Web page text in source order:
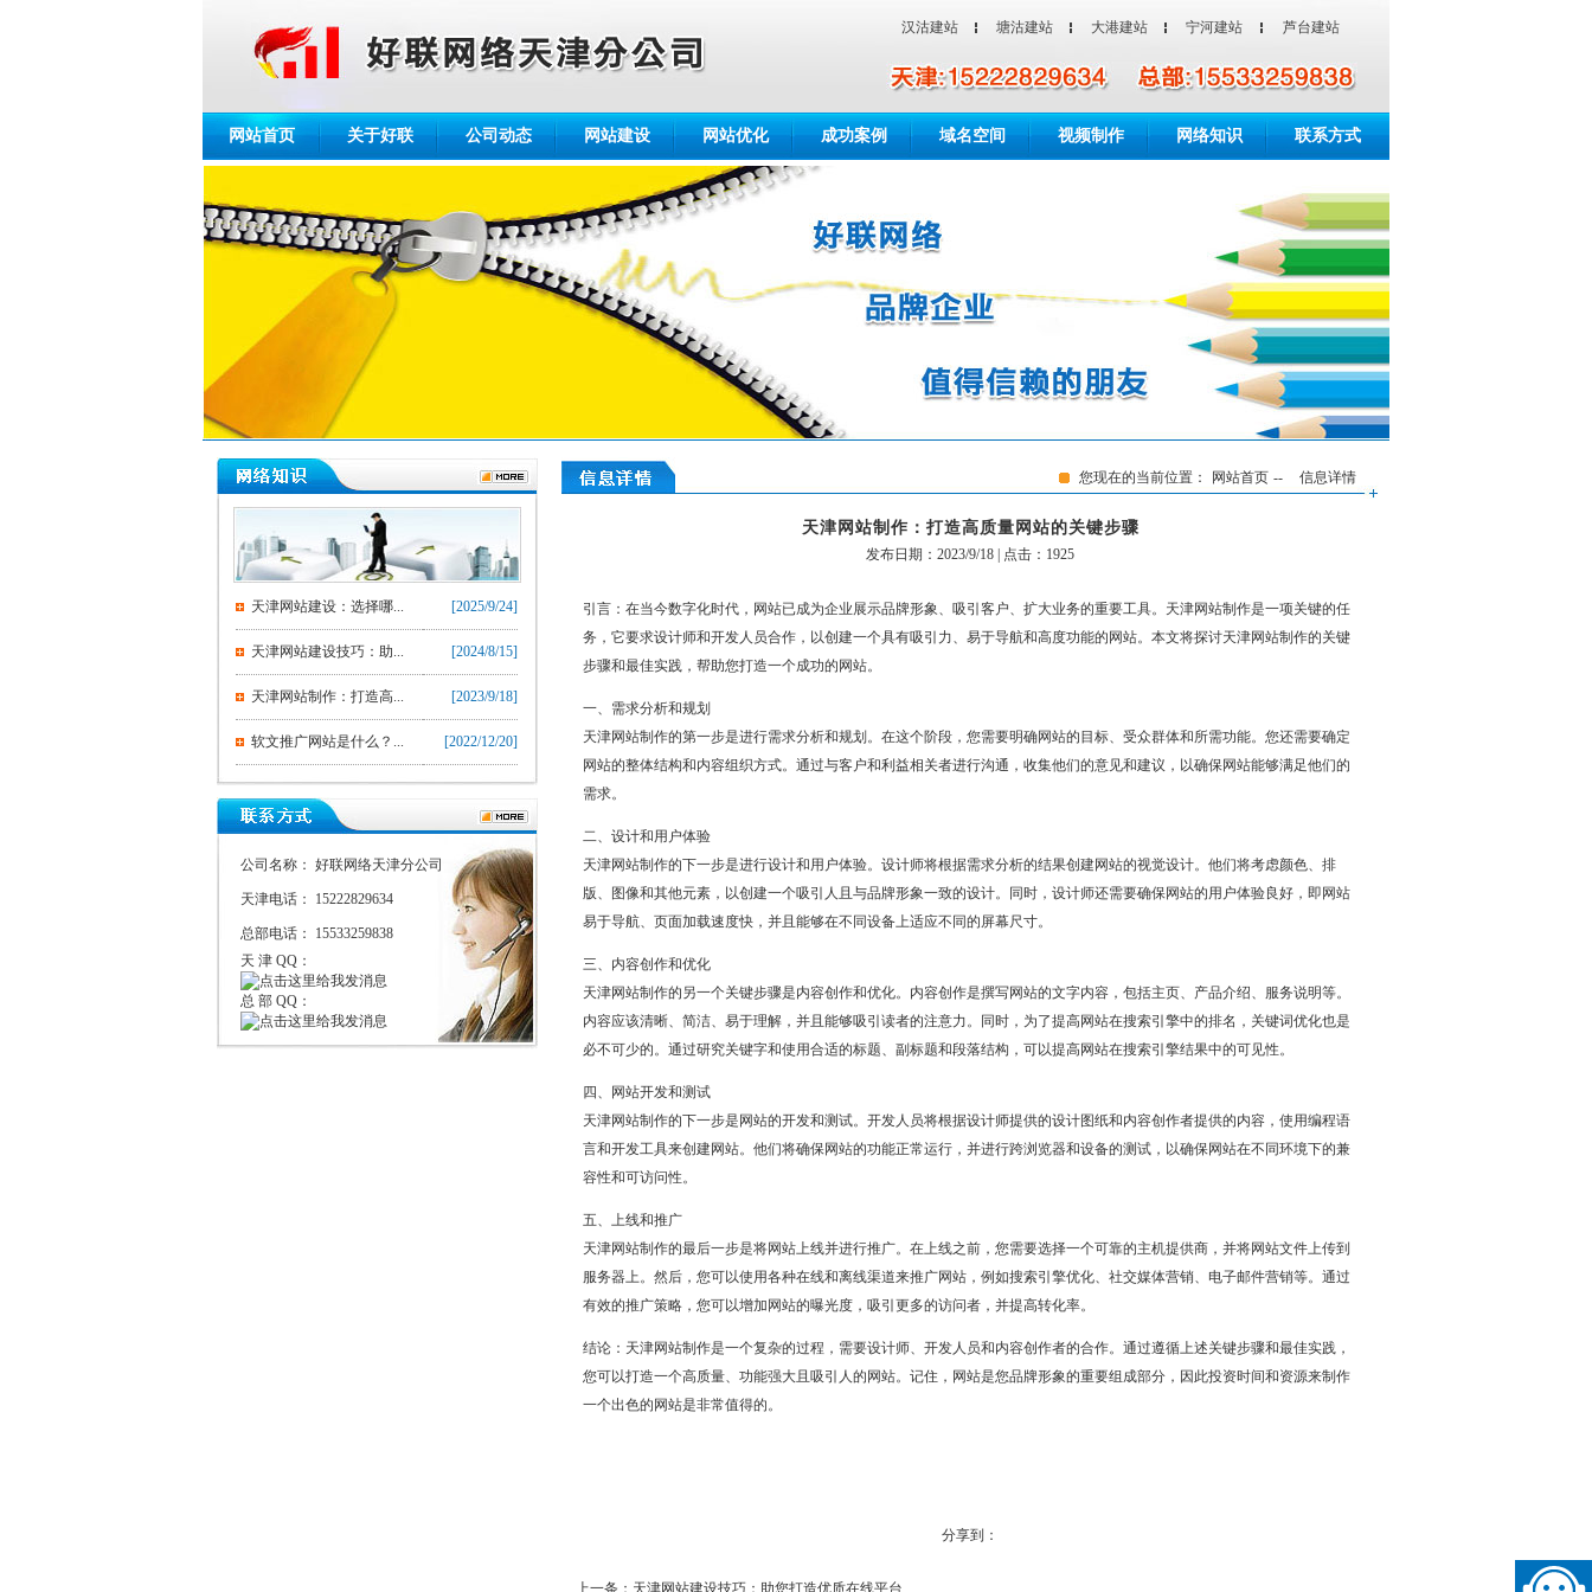
汉沽建站 塘沽建站 大港建站 宁河建站 芦台建站
网站首页 关于好联 公司动态 网站建设 网站优化 成功案例 域名空间 视频制作 网络知识 联系方式
天津网站建设：选择哪... [2025/9/24]
天津网站建设技巧：助... [2024/8/15]
天津网站制作：打造高... [2023/9/18]
软文推广网站是什么？... [2022/12/20]
公司名称： 好联网络天津分公司
天津电话： 15222829634
总部电话： 15533259838
天 津 QQ：
总 部 QQ：
您现在的当前位置： 网站首页 -- 信息详情
天津网站制作：打造高质量网站的关键步骤
发布日期： 2023/9/18 | 点击： 1925
引言：在当今数字化时代，网站已成为企业展示品牌形象、吸引客户、扩大业务的重要工具。天津网站制作是一项关键的任
务，它要求设计师和开发人员合作，以创建一个具有吸引力、易于导航和高度功能的网站。本文将探讨天津网站制作的关键
步骤和最佳实践，帮助您打造一个成功的网站。
一、需求分析和规划
天津网站制作的第一步是进行需求分析和规划。在这个阶段，您需要明确网站的目标、受众群体和所需功能。您还需要确定
网站的整体结构和内容组织方式。通过与客户和利益相关者进行沟通，收集他们的意见和建议，以确保网站能够满足他们的
需求。
二、设计和用户体验
天津网站制作的下一步是进行设计和用户体验。设计师将根据需求分析的结果创建网站的视觉设计。他们将考虑颜色、排
版、图像和其他元素，以创建一个吸引人且与品牌形象一致的设计。同时，设计师还需要确保网站的用户体验良好，即网站
易于导航、页面加载速度快，并且能够在不同设备上适应不同的屏幕尺寸。
三、内容创作和优化
天津网站制作的另一个关键步骤是内容创作和优化。内容创作是撰写网站的文字内容，包括主页、产品介绍、服务说明等。
内容应该清晰、简洁、易于理解，并且能够吸引读者的注意力。同时，为了提高网站在搜索引擎中的排名，关键词优化也是
必不可少的。通过研究关键字和使用合适的标题、副标题和段落结构，可以提高网站在搜索引擎结果中的可见性。
四、网站开发和测试
天津网站制作的下一步是网站的开发和测试。开发人员将根据设计师提供的设计图纸和内容创作者提供的内容，使用编程语
言和开发工具来创建网站。他们将确保网站的功能正常运行，并进行跨浏览器和设备的测试，以确保网站在不同环境下的兼
容性和可访问性。
五、上线和推广
天津网站制作的最后一步是将网站上线并进行推广。在上线之前，您需要选择一个可靠的主机提供商，并将网站文件上传到
服务器上。然后，您可以使用各种在线和离线渠道来推广网站，例如搜索引擎优化、社交媒体营销、电子邮件营销等。通过
有效的推广策略，您可以增加网站的曝光度，吸引更多的访问者，并提高转化率。
结论：天津网站制作是一个复杂的过程，需要设计师、开发人员和内容创作者的合作。通过遵循上述关键步骤和最佳实践，
您可以打造一个高质量、功能强大且吸引人的网站。记住，网站是您品牌形象的重要组成部分，因此投资时间和资源来制作
一个出色的网站是非常值得的。
分享到：
上一条：天津网站建设技巧：助您打造优质在线平台